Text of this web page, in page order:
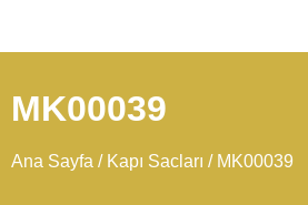
MK00039
Ana Sayfa / Kapı Sacları / MK00039